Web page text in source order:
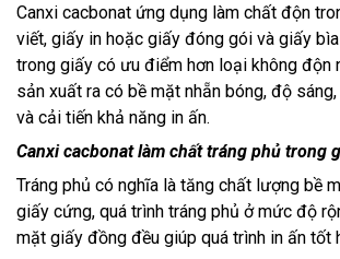
Canxi cacbonat ứng dụng làm chất độn
viết, giấy in hoặc giấy đóng gói và giấy
trong giấy có ưu điểm hơn loại không độn
sản xuất ra có bề mặt nhẵn bóng, độ
và cải tiến khả năng in ấn.
Canxi cacbonat làm chất tráng phủ trong
Tráng phủ có nghĩa là tăng chất lượng bề
giấy cứng, quá trình tráng phủ ở mức độ
mặt giấy đồng đều giúp quá trình in ấn tốt